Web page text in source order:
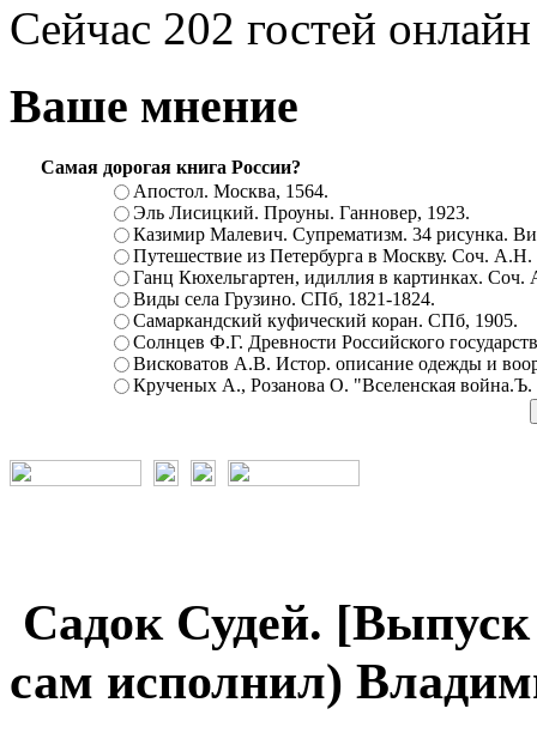
Сейчас 202 гостей онлайн
Ваше мнение
Самая дорогая книга России?
Апостол. Москва, 1564.
Эль Лисицкий. Проуны. Ганновер, 1923.
Казимир Малевич. Супрематизм. 34 рисунка.
Путешествие из Петербурга в Москву. Соч.
Ганц Кюхельгартен, идиллия в картинках.
Виды села Грузино. СПб, 1821-1824.
Самаркандский куфический коран. СПб, 1905.
Солнцев Ф.Г. Древности Российского
Висковатов А.В. Истор. описание одежды и
Крученых А., Розанова О. "Вселенская
Садок Судей.
сам исполнил)